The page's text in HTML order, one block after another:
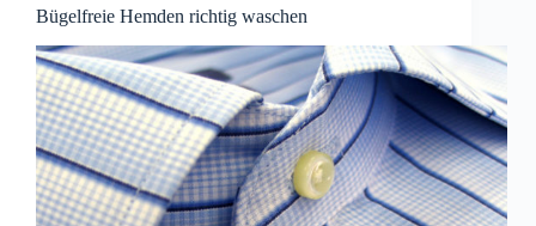
Bügelfreie Hemden richtig waschen